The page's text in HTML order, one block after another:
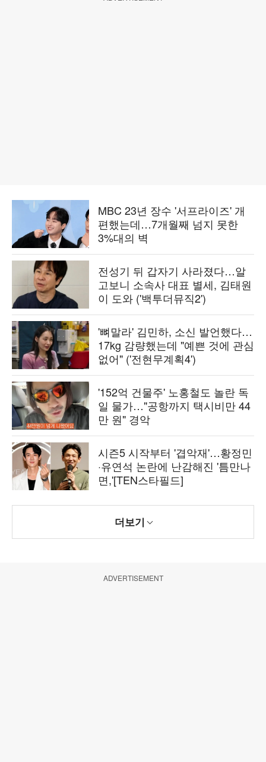
MBC 23년 장수 '서프라이즈' 개
편했는데…7개월째 넘지 못한
3%대의 벽
전성기 뒤 갑자기 사라졌다…알
고보니 소속사 대표 별세, 김태원
이 도와 ('백투더뮤직2')
'뼈말라' 김민하, 소신 발언했다…
17kg 감량했는데 "예쁜 것에 관심
없어" ('전현무계획4')
'152억 건물주' 노홍철도 놀란 독
일 물가…"공항까지 택시비만 44
만 원" 경악
시즌5 시작부터 '겹악재'…황정민
·유연석 논란에 난감해진 '틈만나
면,'[TEN스타필드]
더보기
ADVERTISEMENT